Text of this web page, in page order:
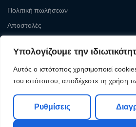
Υπολογίζουμε την
Αυτός ο ιστότοπος χρησιμοποιεί
του ιστότοπου, αποδέχεστε τη χρήση
Ρυθμίσεις
Πολιτική πωλήσεων
Αποστολές
Copyright © 2026Levelcom|